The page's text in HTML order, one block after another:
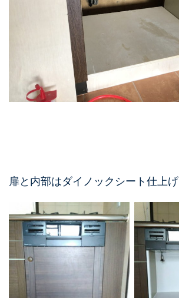
扉と内部はダイノックシート仕上げ